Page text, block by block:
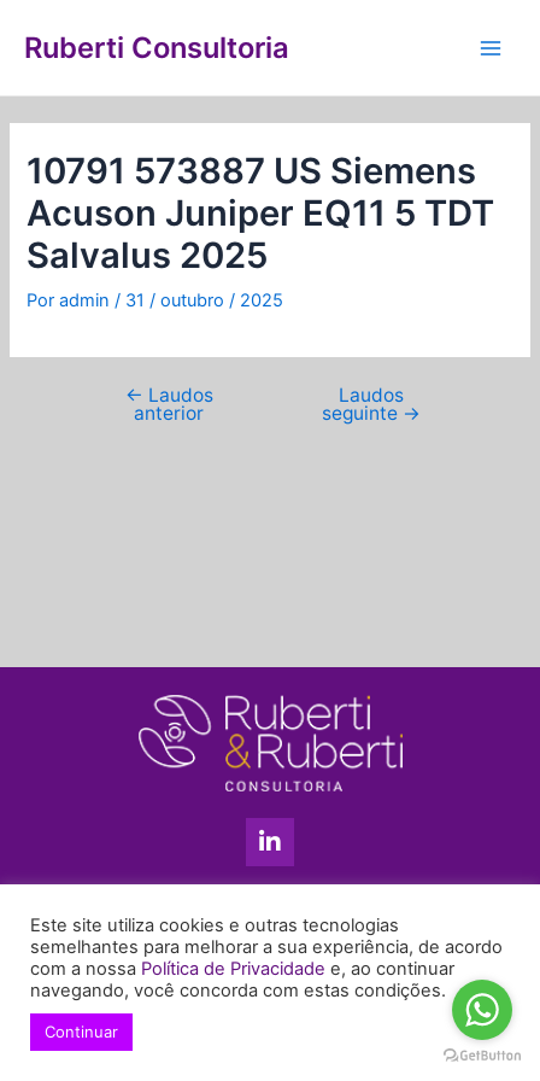
para
conteúdo
Ruberti Consultoria
10791 573887 US Siemens
Acuson Juniper EQ11 5 TDT
Salvalus 2025
Poradmin/ 31 / outubro / 2025
de
← Laudos
anterior
Laudos
seguinte →
L
i
n
e
d
i
n
+55 11 99655-6439
enyruberti@ruberticonsultoria.com.br
Este site utiliza cookies e outras tecnologias
semelhantes para melhorar a sua experiência, de acordo
com a nossa Política de Privacidade e, ao continuar
navegando, você concorda com estas condições.
Continuar